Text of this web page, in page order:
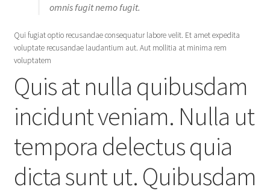
omnis fugit nemo fugit.
Qui fugiat optio recusandae consequatur labore velit. Et amet expedita
voluptate recusandae laudantium aut. Aut mollitia at minima rem
voluptatem
Quis at nulla quibusdam
incidunt veniam. Nulla ut
tempora delectus quia
dicta sunt ut. Quibusdam